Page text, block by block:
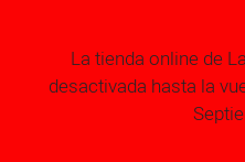
La tienda online de
desactivada hasta la